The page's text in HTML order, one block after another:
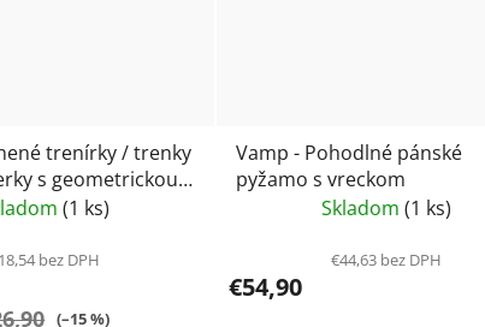
trenírky / trenky
s geometrickou
EMIL 3
(1 ks)
bez DPH
(–15 %)
Vamp - Pohodlné pánské
pyžamo s vreckom
Skladom(1 ks)
€44,63 bez DPH
€54,90